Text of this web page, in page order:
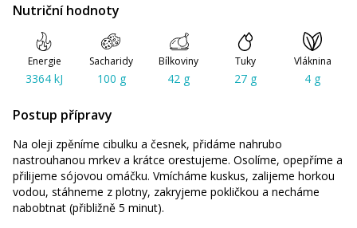
Nutriční hodnoty
Energie
3364 kJ
Sacharidy
100 g
Bílkoviny
42 g
Tuky
27 g
Vláknina
4 g
Postup přípravy
Na oleji zpěníme cibulku a česnek, přidáme nahrubo
nastrouhanou mrkev a krátce orestujeme. Osolíme, opepříme a
přilijeme sójovou omáčku. Vmícháme kuskus, zalijeme horkou
vodou, stáhneme z plotny, zakryjeme pokličkou a necháme
nabobtnat (přibližně 5 minut).